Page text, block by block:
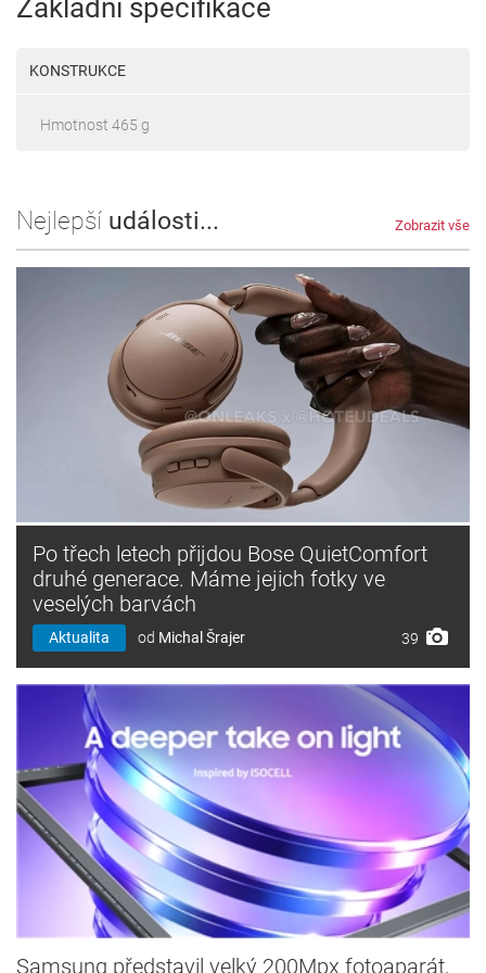
Základní specifikace
KONSTRUKCE
Hmotnost 465 g
Nejlepší události... Zobrazit vše
Po třech letech přijdou Bose QuietComfort
druhé generace. Máme jejich fotky ve
veselých barvách
Aktualita od Michal Šrajer 39
Samsung představil velký 200Mpx fotoaparát,